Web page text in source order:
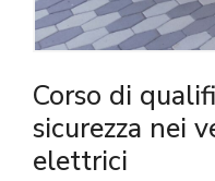
Corso di
sicurezza nei
elettrici